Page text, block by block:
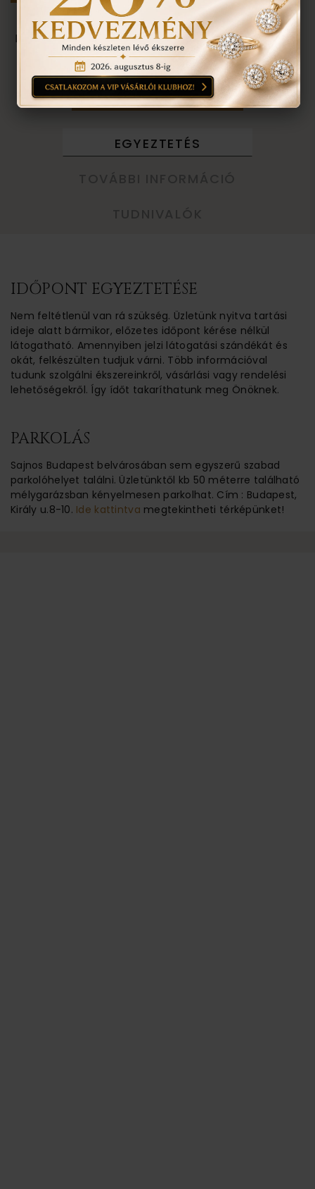
Személyes megtekintés a Budapest VII. kerület,
Király u. 1/b címen található üzletünkben történik.
VISSZA A TERMÉKEKHEZ
EGYEZTETÉS
IDŐPONT EGYEZTETÉSE
Nem feltétlenül van rá szükség. Üzletünk nyitva tartási
ideje alatt bármikor, előzetes időpont kérése nélkül
látogatható. Amennyiben jelzi látogatási szándékát és
okát, felkészülten tudjuk várni. Több információval
tudunk szolgálni ékszereinkről, vásárlási vagy rendelési
lehetőségekről. Így ídőt takaríthatunk meg Önöknek.
PARKOLÁS
Sajnos Budapest belvárosában sem egyszerű szabad
parkolóhelyet találni. Üzletünktől kb 50 méterre található
mélygarázsban kényelmesen parkolhat. Cím : Budapest,
Király u.8-10. Ide kattintva megtekintheti térképünket!